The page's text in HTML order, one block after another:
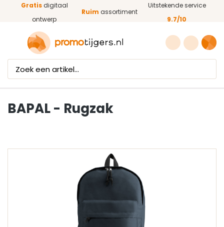
Ga naar de hoofdinhoud
Gratisdigitaal
ontwerp
Ruim assortiment
Uitstekende service
9.7/10
BAPAL - Rugzak
Afbeeldingengalerij overslaan